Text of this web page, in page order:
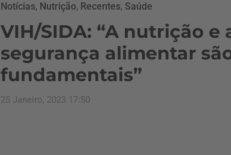
Notícias, Nutrição, Recentes, Saúde
VIH/SIDA: “A nutrição e
segurança alimentar
fundamentais”
25 Janeiro, 2023 17:50